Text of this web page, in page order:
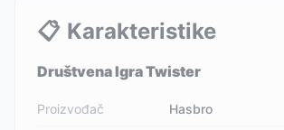
📋 Karakteristike
Društvena Igra Twister
Proizvođač Hasbro